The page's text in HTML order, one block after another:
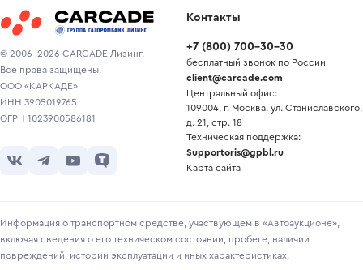
© 2006-2026 CARCADE Лизинг.
Все права защищены.
ООО «КАРКАДЕ»
ИНН 3905019765
ОГРН 1023900586181
Контакты
+7 (800) 700-30-30
бесплатный звонок по России
client@carcade.com
Центральный офис:
109004, г. Москва, ул. Станиславского,
д. 21, стр. 18
Техническая поддержка:
Supportoris@gpbl.ru
Карта сайта
Информация о транспортном средстве, участвующем в «Автоаукционе»,
включая сведения о его техническом состоянии, пробеге, наличии
повреждений, истории эксплуатации и иных характеристиках,